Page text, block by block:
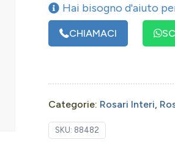
Hai bisogno d'aiuto
CHIAMACI
Categorie: Rosari Interi
SKU: 88482